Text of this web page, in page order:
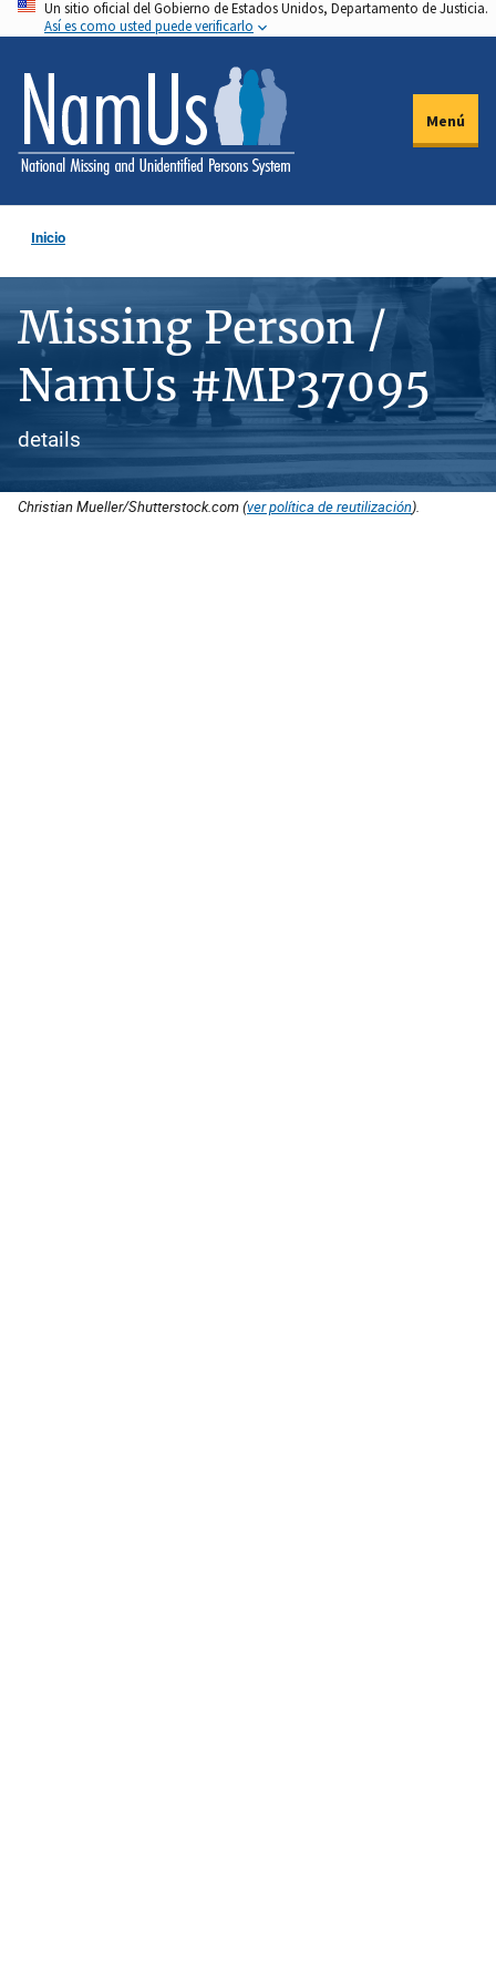
Pasar
al
contenido
principal
Un sitio oficial del Gobierno de Estados Unidos, Departamento de Justicia.
Así es como usted puede verificarlo
Menú
Inicio
Missing Person /
NamUs #MP37095
details
Christian Mueller/Shutterstock.com (ver política de reutilización).